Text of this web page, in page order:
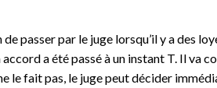
passer par le juge lorsqu’il y a des
a été passé à un instant T. Il va
le fait pas, le juge peut décider